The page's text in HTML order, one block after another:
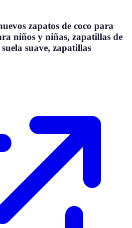
zapatos de coco para
niños y niñas, zapatillas de
suave, zapatillas